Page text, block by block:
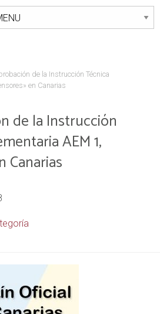
de la Instrucción Técnica
en Canarias
de la Instrucción
AEM 1,
Canarias